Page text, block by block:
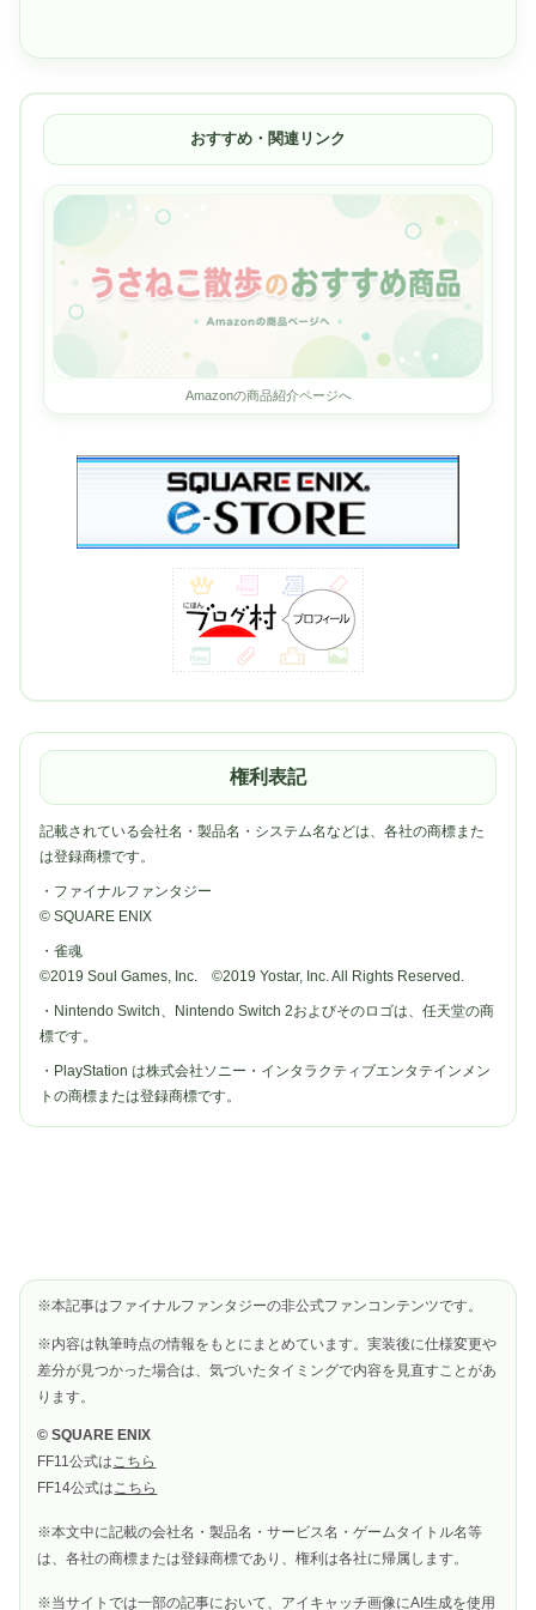
おすすめ・関連リンク
Amazonの商品紹介ページへ
権利表記
記載されている会社名・製品名・システム名などは、各社の商標また
は登録商標です。
・ファイナルファンタジー
© SQUARE ENIX
・雀魂
©2019 Soul Games, Inc. ©2019 Yostar, Inc. All Rights Reserved.
・Nintendo Switch、Nintendo Switch 2およびそのロゴは、任天堂の商
標です。
・PlayStation は株式会社ソニー・インタラクティブエンタテインメン
トの商標または登録商標です。
※本記事はファイナルファンタジーの非公式ファンコンテンツです。
※内容は執筆時点の情報をもとにまとめています。実装後に仕様変更や
差分が見つかった場合は、気づいたタイミングで内容を見直すことがあ
ります。
© SQUARE ENIX
FF11公式は こちら
FF14公式は こちら
※本文中に記載の会社名・製品名・サービス名・ゲームタイトル名等
は、各社の商標または登録商標であり、権利は各社に帰属します。
※当サイトでは一部の記事において、アイキャッチ画像にAI生成を使用